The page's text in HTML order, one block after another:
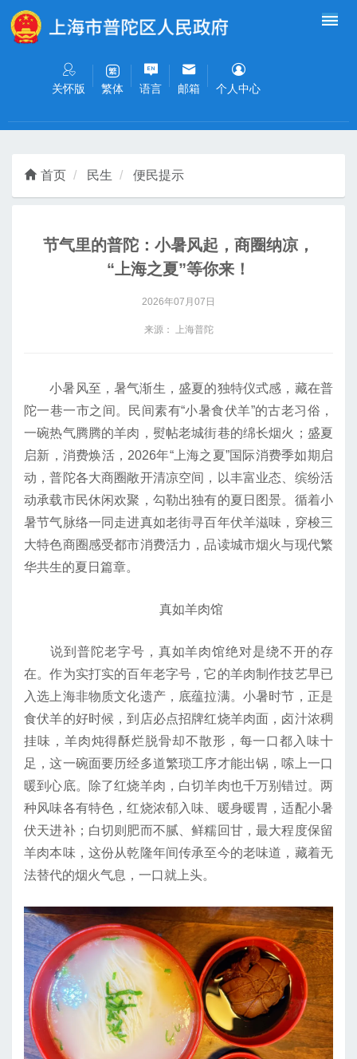
无障碍操作说明
关怀版 繁体 语言 邮箱 个人中心
首页 民生 便民提示
节气里的普陀：小暑风起，商圈纳凉，
“上海之夏”等你来！
2026年07月07日
来源： 上海普陀
小暑风至，暑气渐生，盛夏的独特仪式感，藏在普
陀一巷一市之间。民间素有“小暑食伏羊”的古老习俗，
一碗热气腾腾的羊肉，熨帖老城街巷的绵长烟火；盛夏
启新，消费焕活，2026年“上海之夏”国际消费季如期启
动，普陀各大商圈敞开清凉空间，以丰富业态、缤纷活
动承载市民休闲欢聚，勾勒出独有的夏日图景。循着小
暑节气脉络一同走进真如老街寻百年伏羊滋味，穿梭三
大特色商圈感受都市消费活力，品读城市烟火与现代繁
华共生的夏日篇章。
真如羊肉馆
说到普陀老字号，真如羊肉馆绝对是绕不开的存
在。作为实打实的百年老字号，它的羊肉制作技艺早已
入选上海非物质文化遗产，底蕴拉满。小暑时节，正是
食伏羊的好时候，到店必点招牌红烧羊肉面，卤汁浓稠
挂味，羊肉炖得酥烂脱骨却不散形，每一口都入味十
足，这一碗面要历经多道繁琐工序才能出锅，嗦上一口
暖到心底。除了红烧羊肉，白切羊肉也千万别错过。两
种风味各有特色，红烧浓郁入味、暖身暖胃，适配小暑
伏天进补；白切则肥而不腻、鲜糯回甘，最大程度保留
羊肉本味，这份从乾隆年间传承至今的老味道，藏着无
法替代的烟火气息，一口就上头。